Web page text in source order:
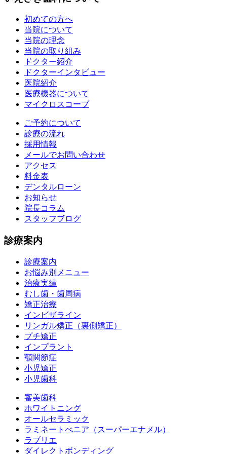
初めての方へ
当院について
当院の理念
当院の取り組み
ドクター紹介
ドクターインタビュー
医院紹介
医療機器について
マイクロスコープ
ご予約について
診療の流れ
採用情報
メールでお問い合わせ
アクセス
料金表
デンタルローン
お知らせ
院長コラム
スタッフブログ
診療案内
診療案内
お悩み別メニュー
治療実績
むし歯・歯周病
矯正治療
インビザライン
リンガル矯正（裏側矯正）
プチ矯正
インプラント
顎関節症
小児矯正
小児歯科
審美歯科
ホワイトニング
オールセラミック
ラミネートべニア （スーパーエナメル）
ラブリエ
ダイレクトボンディング